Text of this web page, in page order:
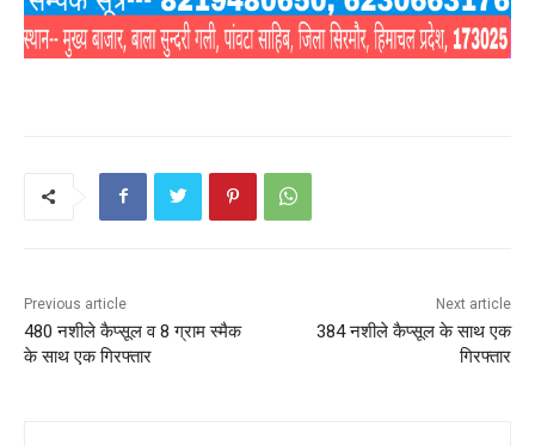
Previous article
480 नशीले कैप्सूल व 8 ग्राम स्मैक
के साथ एक गिरफ्तार
Next article
384 नशीले कैप्सूल के साथ एक
गिरफ्तार